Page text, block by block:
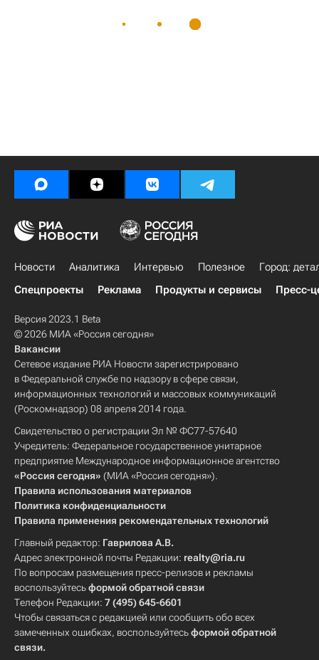
Новости Аналитика Интервью Полезное
Город:
Спецпроекты
Реклама Продукты и сервисы Пресс-
Версия 2023.1 Beta
© 2026 МИА «Россия сегодня»
Вакансии
Сетевое издание РИА Новости зарегистрировано
в Федеральной службе по надзору в сфере связи,
информационных технологий и массовых коммуникаций
(Роскомнадзор) 08 апреля 2014 года.
Свидетельство о регистрации Эл № ФС77-57640
Учредитель: Федеральное государственное унитарное
предприятие Международное информационное агентство
«Россия сегодня» (МИА «Россия сегодня»).
Правила использования материалов
Политика конфиденциальности
Правила применения рекомендательных технологий
Главный редактор: Гаврилова А.В.
Адрес электронной почты Редакции: realty@ria.ru
По вопросам размещения пресс-релизов и рекламы
воспользуйтесьформой обратной связи
Телефон Редакции: 7 (495) 645-6601
Чтобы связаться с редакцией или сообщить обо всех
замеченных ошибках, воспользуйтесьформой обратной
связи.